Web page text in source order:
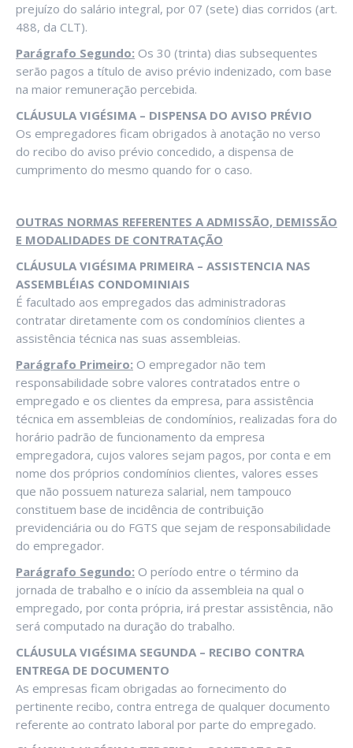
prejuízo do salário integral, por 07 (sete) dias corridos (art.
488, da CLT).
Parágrafo Segundo: Os 30 (trinta) dias subsequentes
serão pagos a título de aviso prévio indenizado, com base
na maior remuneração percebida.
CLÁUSULA VIGÉSIMA – DISPENSA DO AVISO PRÉVIO
Os empregadores ficam obrigados à anotação no verso
do recibo do aviso prévio concedido, a dispensa de
cumprimento do mesmo quando for o caso.
OUTRAS NORMAS REFERENTES A ADMISSÃO, DEMISSÃO
E MODALIDADES DE CONTRATAÇÃO
CLÁUSULA VIGÉSIMA PRIMEIRA – ASSISTENCIA NAS
ASSEMBLÉIAS CONDOMINIAIS
É facultado aos empregados das administradoras
contratar diretamente com os condomínios clientes a
assistência técnica nas suas assembleias.
Parágrafo Primeiro: O empregador não tem
responsabilidade sobre valores contratados entre o
empregado e os clientes da empresa, para assistência
técnica em assembleias de condomínios, realizadas fora do
horário padrão de funcionamento da empresa
empregadora, cujos valores sejam pagos, por conta e em
nome dos próprios condomínios clientes, valores esses
que não possuem natureza salarial, nem tampouco
constituem base de incidência de contribuição
previdenciária ou do FGTS que sejam de responsabilidade
do empregador.
Parágrafo Segundo: O período entre o término da
jornada de trabalho e o início da assembleia na qual o
empregado, por conta própria, irá prestar assistência, não
será computado na duração do trabalho.
CLÁUSULA VIGÉSIMA SEGUNDA – RECIBO CONTRA
ENTREGA DE DOCUMENTO
As empresas ficam obrigadas ao fornecimento do
pertinente recibo, contra entrega de qualquer documento
referente ao contrato laboral por parte do empregado.